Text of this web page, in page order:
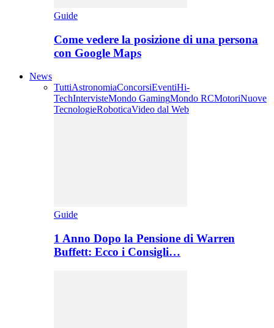
Guide
Come vedere la posizione di una persona
con Google Maps
News
TuttiAstronomiaConcorsiEventiHi-
TechIntervisteMondo GamingMondo RCMotoriNuove
TecnologieRoboticaVideo dal Web
Guide
1 Anno Dopo la Pensione di Warren
Buffett: Ecco i Consigli…